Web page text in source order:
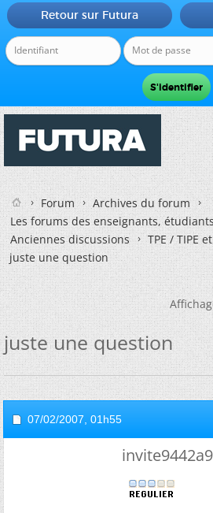
Retour sur Futura
Forum
Archives du forum
Les forums des enseignants,
Anciennes discussions
TPE / TIPE
juste une question
juste une question
07/02/2007, 01h55